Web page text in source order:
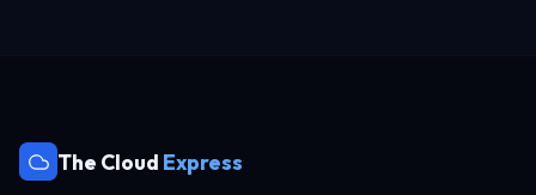
The Cloud Express